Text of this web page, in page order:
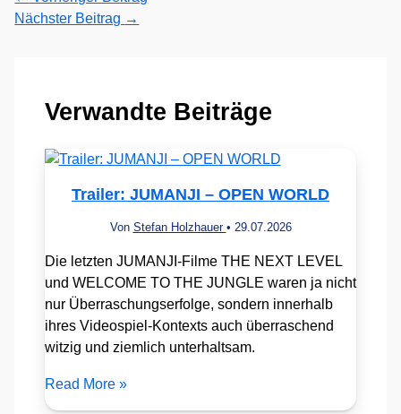
Nächster Beitrag →
Verwandte Beiträge
Trailer: JUMANJI – OPEN WORLD
Von Stefan Holzhauer • 29.07.2026
Die letzten JUMANJI-Filme THE NEXT LEVEL
und WELCOME TO THE JUNGLE waren ja nicht
nur Überraschungserfolge, sondern innerhalb
ihres Videospiel-Kontexts auch überraschend
witzig und ziemlich unterhaltsam.
Read More »